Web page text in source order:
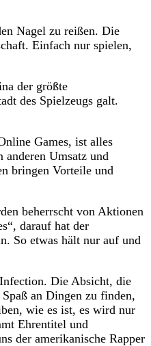
Nagel zu reißen. Die
Einfach nur spielen,
der größte
des Spielzeugs galt.
Games, ist alles
Umsatz und
bringen Vorteile und
beherrscht von Aktionen
darauf hat der
So etwas hält nur auf und
Die Absicht, die
an Dingen zu finden,
wie es ist, es wird nur
Ehrentitel und
der amerikanische Rapper